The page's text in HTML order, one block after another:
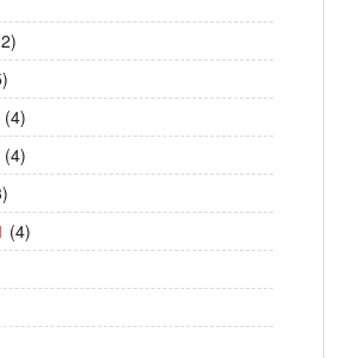
(4)
(4)
(4)